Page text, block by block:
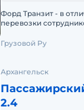
Форд Транзит - в
перевозки
Грузовой Ру
Архангельск
2.4